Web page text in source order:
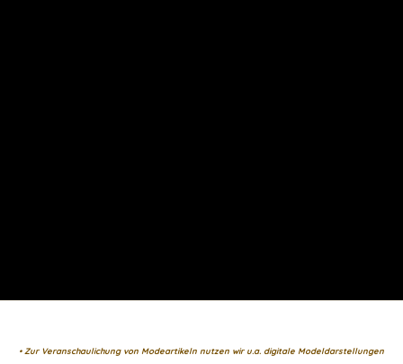
• Zur Veranschaulichung von Modeartikeln nutzen wir u.a. digitale Modeldarstellungen